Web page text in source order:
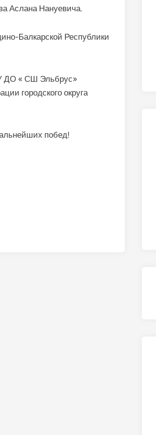
Аслана Нануевича.
Балкарской Республики
ДО « СШ Эльбрус»
городского округа
побед!